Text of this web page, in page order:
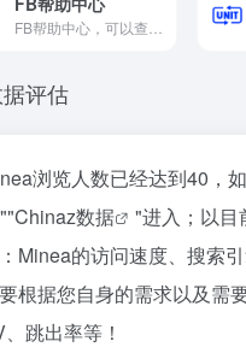
评估
浏览人数已经达到40，
""Chinaz数据
"进入；以目
Minea的访问速度、搜索
根据您自身的需求以及需
跳出率等！